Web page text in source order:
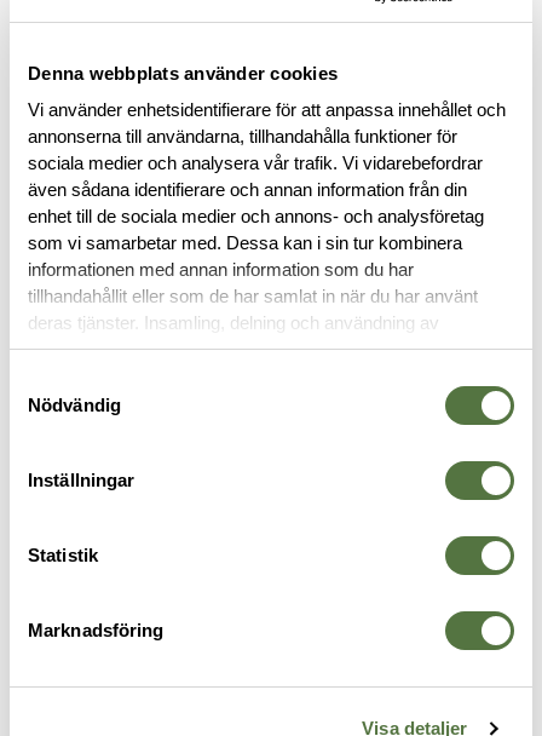
Denna webbplats använder cookies
Vi använder enhetsidentifierare för att anpassa innehållet och
annonserna till användarna, tillhandahålla funktioner för
sociala medier och analysera vår trafik. Vi vidarebefordrar
även sådana identifierare och annan information från din
enhet till de sociala medier och annons- och analysföretag
som vi samarbetar med. Dessa kan i sin tur kombinera
informationen med annan information som du har
tillhandahållit eller som de har samlat in när du har använt
deras tjänster. Insamling, delning och användning av
personuppgifter kan användas för personalisering av
Nödvändig
Inställningar
Statistik
Marknadsföring
Visa detaljer
BESKRIVNING
RECENSIONER
OM VARUMÄRKET
MAGASINFICKOR
SGL Pistol Mag Pouch MKII
40mm 5 Banger Hanger Coyote